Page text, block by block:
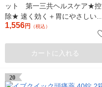
ット 第一三共ヘルスケア★控
除★ 速く効く＋胃にやさしい成
分【第1類医薬品】
1,556円 （税込）
カートに入れる
20